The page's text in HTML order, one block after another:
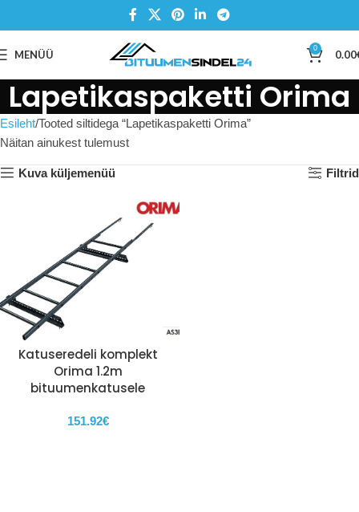
MENÜÜ 0 0.00
Lapetikaspaketti Orima
Esileht Tooted siltidega “Lapetikaspaketti Orima”
Näitan ainukest tulemust
Kuva küljemenüü Filtrid
Katuseredeli komplekt
Orima 1.2m
bituumenkatusele
151.92€